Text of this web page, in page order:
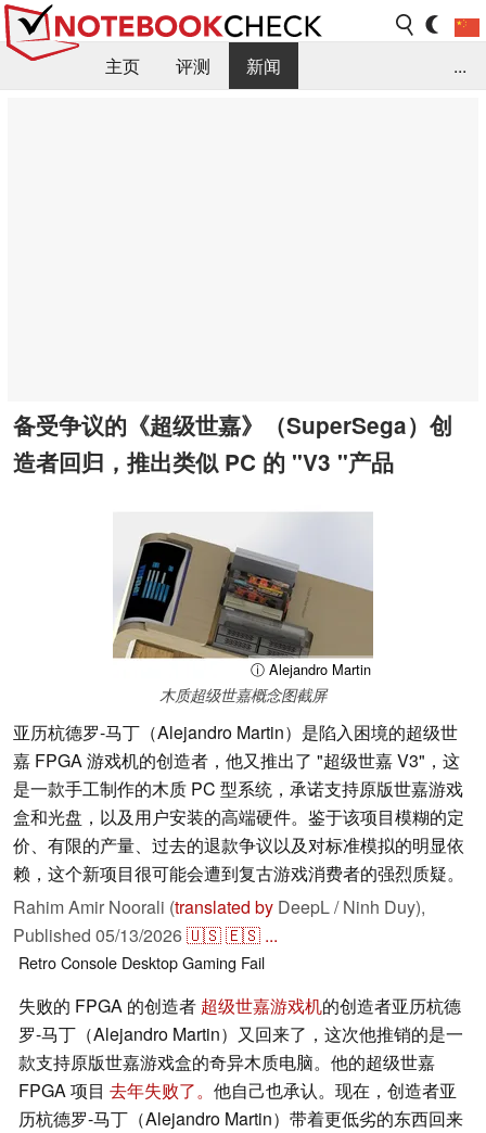
主页 评测
新闻
...
备受争议的《超级世嘉》（SuperSega）创
造者回归，推出类似 PC 的 "V3 "产品
ⓘ Alejandro Martin
木质超级世嘉概念图截屏
亚历杭德罗-马丁（Alejandro Martin）是陷入困境的超级世
嘉 FPGA 游戏机的创造者，他又推出了 "超级世嘉 V3"，这
是一款手工制作的木质 PC 型系统，承诺支持原版世嘉游戏
盒和光盘，以及用户安装的高端硬件。鉴于该项目模糊的定
价、有限的产量、过去的退款争议以及对标准模拟的明显依
赖，这个新项目很可能会遭到复古游戏消费者的强烈质疑。
Rahim Amir Noorali (translated by DeepL / Ninh Duy),
Published 05/13/2026🇺🇸🇪🇸 ...
RetroConsole DesktopGaming Fail
失败的 FPGA 的创造者 超级世嘉游戏机的创造者亚历杭德
罗-马丁（Alejandro Martin）又回来了，这次他推销的是一
款支持原版世嘉游戏盒的奇异木质电脑。他的超级世嘉
FPGA 项目 去年失败了。 他自己也承认。现在，创造者亚
历杭德罗-马丁（Alejandro Martin）带着更低劣的东西回来